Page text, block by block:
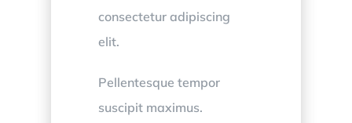
consectetur adipiscing
elit.
Pellentesque tempor
suscipit maximus.